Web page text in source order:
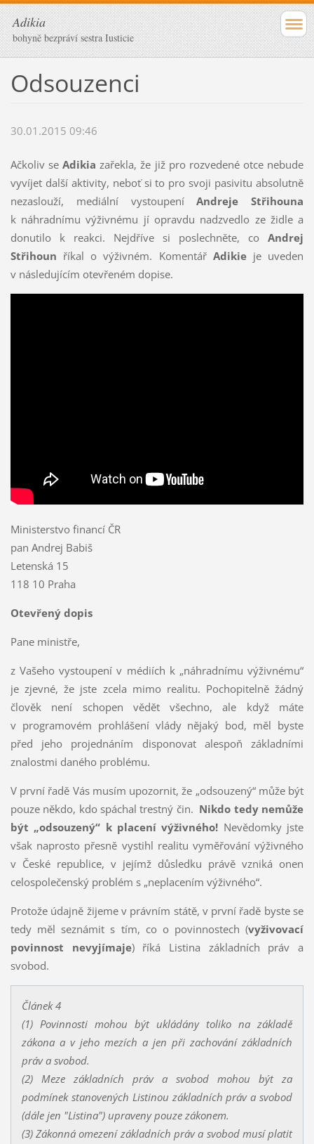
Adikia
bohyně bezpráví sestra Iusticie
Odsouzenci
30.01.2015 09:46
Ačkoliv seAdikia zařekla, že již pro rozvedené otce nebude
vyvíjet další aktivity, neboť si to pro svoji pasivitu absolutně
nezaslouží, mediální vystoupeníAndreje Střihouna
k náhradnímu výživnému jí opravdu nadzvedlo ze židle a
donutilo k reakci. Nejdříve si poslechněte, coAndrej
Střihoun říkal o výživném. Komentář Adikieje uveden
v následujícím otevřeném dopise.
Ministerstvo financí ČR
pan Andrej Babiš
Letenská 15
118 10 Praha
Otevřený dopis
Pane ministře,
z Vašeho vystoupení v médiích k „náhradnímu výživnému“
je zjevné, že jste zcela mimo realitu. Pochopitelně žádný
člověk není schopen vědět všechno, ale když máte
v programovém prohlášení vlády nějaký bod, měl byste
před jeho projednáním disponovat alespoň základními
znalostmi daného problému.
V první řadě Vás musím upozornit, že „odsouzený“ může být
pouze někdo, kdo spáchal trestný čin. Nikdo tedy nemůže
být „odsouzený“ k placení výživného! Nevědomky jste
však naprosto přesně vystihl realitu vyměřování výživného
v České republice, v jejímž důsledku právě vzniká onen
celospolečenský problém s „neplacením výživného“.
Protože údajně žijeme v právním státě, v první řadě byste se
tedy měl seznámit s tím, co o povinnostech (vyživovací
povinnost nevyjímaje) říká Listina základních práv a
svobod.
Článek 4
(1) Povinnosti mohou být ukládány toliko na základě
zákona a v jeho mezích a jen při zachování základních
práv a svobod.
(2) Meze základních práv a svobod mohou být za
podmínek stanovených Listinou základních práv a svobod
(dále jen "Listina") upraveny pouze zákonem.
(3) Zákonná omezení základních práv a svobod musí platit